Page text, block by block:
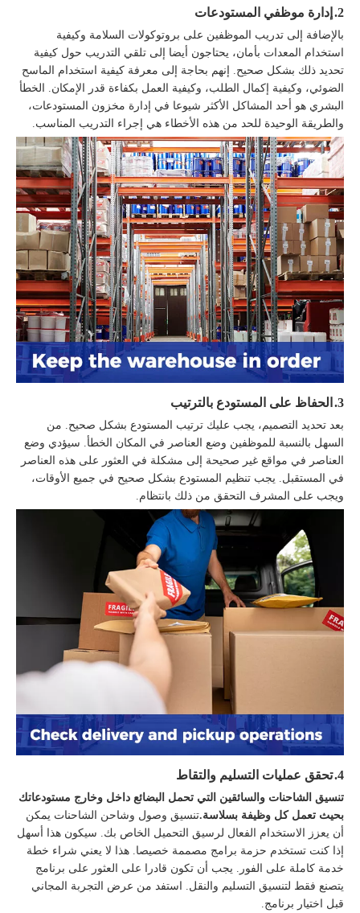
2. إدارة موظفي المستودعات
بالإضافة إلى تدريب الموظفين على بروتوكولات السلامة وكيفية
استخدام المعدات بأمان، يحتاجون أيضا إلى تلقي التدريب حول كيفية
تحديد ذلك بشكل صحيح. إنهم بحاجة إلى معرفة كيفية استخدام الماسح
الضوئي، وكيفية إكمال الطلب، وكيفية العمل بكفاءة قدر الإمكان. الخطأ
البشري هو أحد المشاكل الأكثر شيوعا في إدارة مخزون المستودعات،
والطريقة الوحيدة للحد من هذه الأخطاء هي إجراء التدريب المناسب.
3. الحفاظ على المستودع بالترتيب
بعد تحديد التصميم، يجب عليك ترتيب المستودع بشكل صحيح. من
السهل بالنسبة للموظفين وضع العناصر في المكان الخطأ. سيؤدي وضع
العناصر في مواقع غير صحيحة إلى مشكلة في العثور على هذه العناصر
في المستقبل. يجب تنظيم المستودع بشكل صحيح في جميع الأوقات،
ويجب على المشرف التحقق من ذلك بانتظام.
4. تحقق عمليات التسليم والتقاط
تنسيق الشاحنات والسائقين التي تحمل البضائع داخل وخارج مستودعاتك
بحيث تعمل كل وظيفة بسلاسة.تنسيق وصول وشاحن الشاحنات يمكن
أن يعزز الاستخدام الفعال لرسيق التحميل الخاص بك. سيكون هذا أسهل
إذا كنت تستخدم حزمة برامج مصممة خصيصا. هذا لا يعني شراء خطة
خدمة كاملة على الفور. يجب أن تكون قادرا على العثور على برنامج
يتصنع فقط لتنسيق التسليم والنقل. استفد من عرض التجربة المجاني
قبل اختيار برنامج.